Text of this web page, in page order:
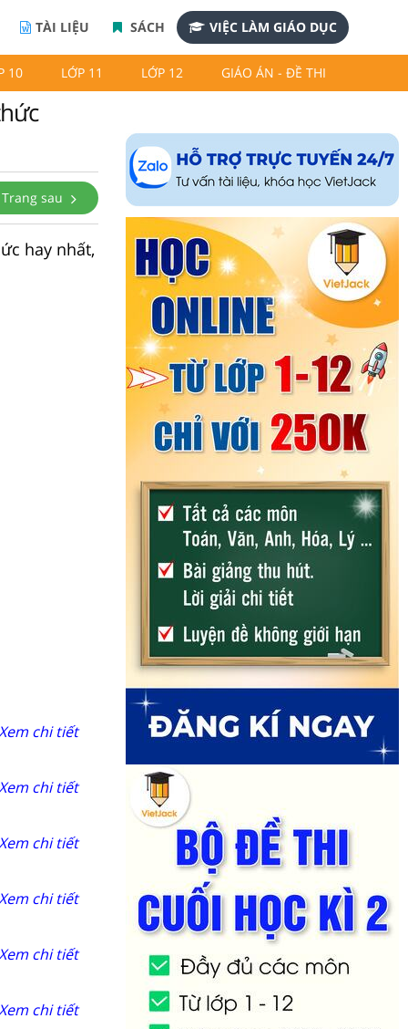
TÀI LIỆU SÁCH VIỆC LÀM GIÁO DỤC
10 LỚP 11 LỚP 12 GIÁO ÁN - ĐỀ THI
Trang sau
hay nhất,
chi tiết
chi tiết
chi tiết
chi tiết
chi tiết
chi tiết